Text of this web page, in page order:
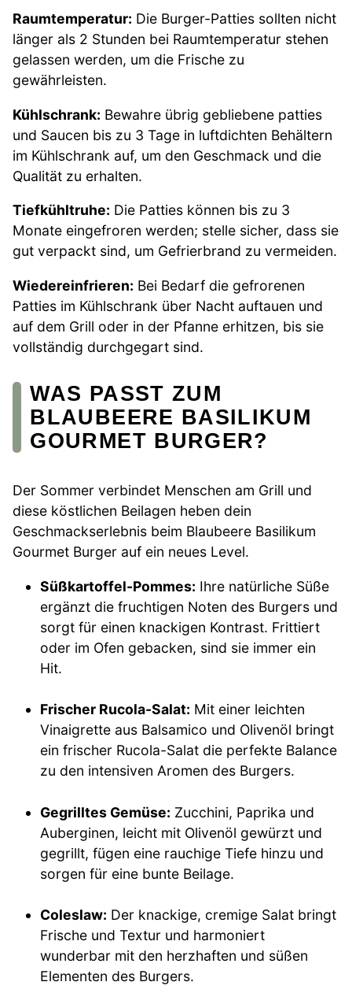
Raumtemperatur: Die Burger-Patties sollten nicht
länger als 2 Stunden bei Raumtemperatur stehen
gelassen werden, um die Frische zu
gewährleisten.
Kühlschrank: Bewahre übrig gebliebene patties
und Saucen bis zu 3 Tage in luftdichten Behältern
im Kühlschrank auf, um den Geschmack und die
Qualität zu erhalten.
Tiefkühltruhe: Die Patties können bis zu 3
Monate eingefroren werden; stelle sicher, dass sie
gut verpackt sind, um Gefrierbrand zu vermeiden.
Wiedereinfrieren: Bei Bedarf die gefrorenen
Patties im Kühlschrank über Nacht auftauen und
auf dem Grill oder in der Pfanne erhitzen, bis sie
vollständig durchgegart sind.
WAS PASST ZUM
BLAUBEERE BASILIKUM
GOURMET BURGER?
Der Sommer verbindet Menschen am Grill und
diese köstlichen Beilagen heben dein
Geschmackserlebnis beim Blaubeere Basilikum
Gourmet Burger auf ein neues Level.
Süßkartoffel-Pommes: Ihre natürliche Süße
ergänzt die fruchtigen Noten des Burgers und
sorgt für einen knackigen Kontrast. Frittiert
oder im Ofen gebacken, sind sie immer ein
Hit.
Frischer Rucola-Salat: Mit einer leichten
Vinaigrette aus Balsamico und Olivenöl bringt
ein frischer Rucola-Salat die perfekte Balance
zu den intensiven Aromen des Burgers.
Gegrilltes Gemüse: Zucchini, Paprika und
Auberginen, leicht mit Olivenöl gewürzt und
gegrillt, fügen eine rauchige Tiefe hinzu und
sorgen für eine bunte Beilage.
Coleslaw: Der knackige, cremige Salat bringt
Frische und Textur und harmoniert
wunderbar mit den herzhaften und süßen
Elementen des Burgers.